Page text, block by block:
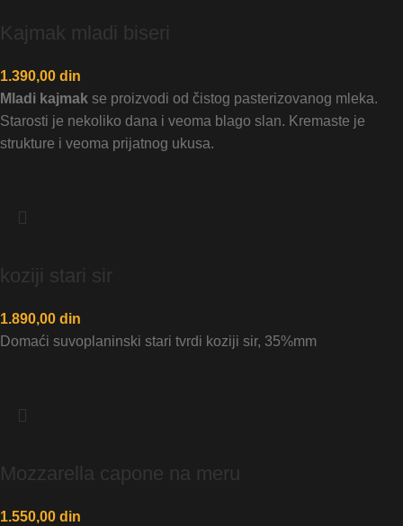
Kajmak mladi biseri
1.390,00 din
Mladi kajmak se proizvodi od čistog pasterizovanog mleka.
Starosti je nekoliko dana i veoma blago slan. Kremaste je
strukture i veoma prijatnog ukusa.
koziji stari sir
1.890,00 din
Domaći suvoplaninski stari tvrdi koziji sir, 35%mm
Mozzarella capone na meru
1.550,00 din